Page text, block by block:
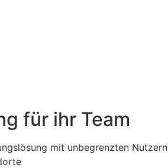
für ihr Team
mit unbegrenzten Nutzern